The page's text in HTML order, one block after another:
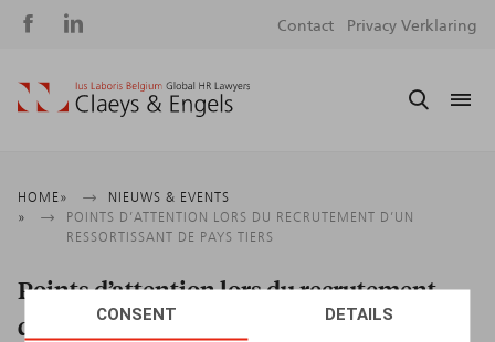
CONSENT DETAILS
Social
Contact Privacy Verklaring
Kruimelpad
HOME
NIEUWS & EVENTS
POINTS D’ATTENTION LORS DU RECRUTEMENT D’UN
RESSORTISSANT DE PAYS TIERS
Points d’attention lors du recrutement
d’un ressortissant de pays tiers